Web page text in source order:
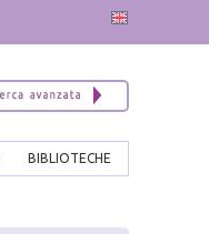
BIBLIOTECHE
x